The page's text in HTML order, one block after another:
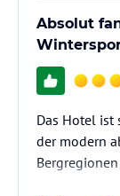
Absolut
Das Hotel ist
der modern